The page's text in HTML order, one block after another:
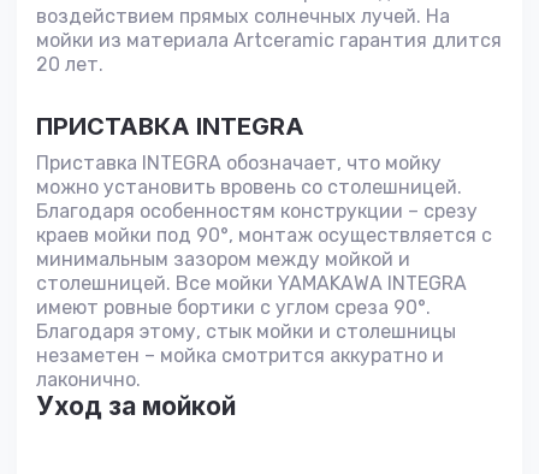
воздействием прямых солнечных лучей. На
мойки из материала Artceramic гарантия длится
20 лет.
ПРИСТАВКА INTEGRA
Приставка INTEGRA обозначает, что мойку
можно установить вровень со столешницей.
Благодаря особенностям конструкции – срезу
краев мойки под 90°, монтаж осуществляется с
минимальным зазором между мойкой и
столешницей. Все мойки YAMAKAWA INTEGRA
имеют ровные бортики с углом среза 90°.
Благодаря этому, стык мойки и столешницы
незаметен – мойка смотрится аккуратно и
лаконично.
Уход за мойкой